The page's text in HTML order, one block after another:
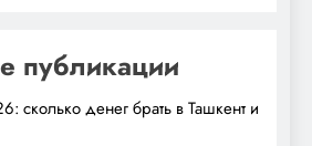
публикации
сколько денег брать в Ташкент и